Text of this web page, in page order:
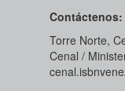
Contáctenos:
Torre Norte,
Cenal /